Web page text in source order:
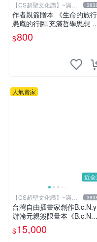
【CS超聖文化讚】~滿千
元送運
作者親簽贈本 《生命的旅
愚庵的行腳,充滿哲學思想
愚庵著 三源出版社 2001年初
版 9成新 【CS超聖文化讚】
$800
近
人氣賣家
【CS超聖文化讚】~滿千
元送運
台灣自由插畫家創作B.c.N.y
游翰元親簽限量本《B.c.N.y
個人畫冊 VOL.4 四際光》20
12.07 初版
$15,000